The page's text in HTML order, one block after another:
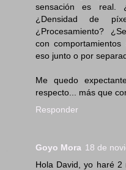
sensación es real.
¿Densidad de
¿Procesamiento?
con
eso junto o por
Me quedo
respecto... más que
Responder
Goyo Mora 18 de
Hola David, yo haré 2